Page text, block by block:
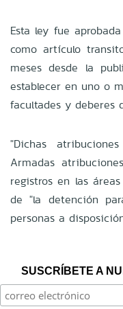
Esta ley fue
como artículo
meses desde la
establecer en uno o
facultades y deberes
"Dichas
Armadas
registros en las
de "la detención
personas a
SUSCRÍBETE A